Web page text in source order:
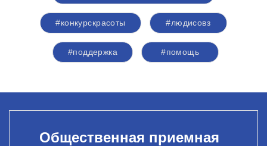
#конкурскрасоты #людисовз
#поддержка #помощь
Общественная приемная